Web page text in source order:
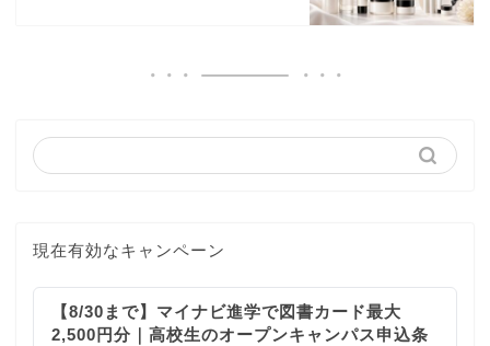
現在有効なキャンペーン
【8/30まで】マイナビ進学で図書カード最大
2,500円分｜高校生のオープンキャンパス申込条